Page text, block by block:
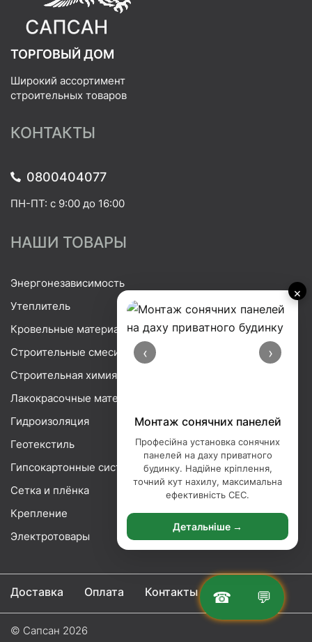
☎ 💬
×
‹ ›
Монтаж сонячних панелей
Професійна установка сонячних
панелей на даху приватного
будинку. Надійне кріплення,
точний кут нахилу, максимальна
ефективність СЕС.
Детальніше →
ТОРГОВЫЙ ДОМ
Широкий ассортимент
строительных товаров
КОНТАКТЫ
0800404077
ПН-ПТ: с 9:00 до 16:00
НАШИ ТОВАРЫ
Энергонезависимость
Утеплитель
Кровельные материалы
Строительные смеси
Строительная химия
Лакокрасочные материалы
Гидроизоляция
Геотекстиль
Гипсокартонные системы
Сетка и плёнка
Крепление
Электротовары
Доставка Оплата Контакты
© Сапсан 2026